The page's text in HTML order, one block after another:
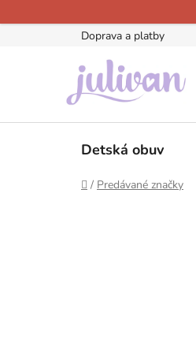
na
Doprava a platby
Detská obuv
Domov
/ Predávané značky